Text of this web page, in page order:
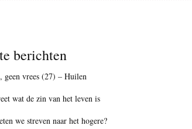
berichten
geen vrees (27) – Huilen
wat de zin van het leven is
we streven naar het hogere?